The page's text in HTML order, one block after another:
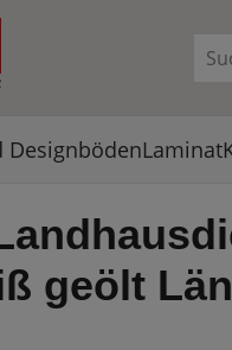
DesignbödenLaminat
geölt